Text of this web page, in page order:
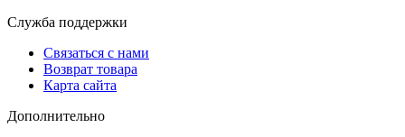
Служба поддержки
Связаться с нами
Возврат товара
Карта сайта
Дополнительно